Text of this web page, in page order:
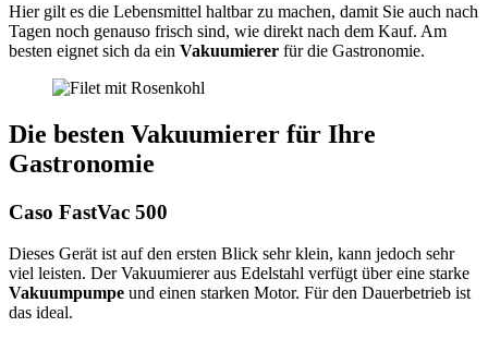
Hier gilt es die Lebensmittel haltbar zu machen, damit Sie auch nach
Tagen noch genauso frisch sind, wie direkt nach dem Kauf. Am
besten eignet sich da ein Vakuumierer für die Gastronomie.
Die besten Vakuumierer für Ihre
Gastronomie
Caso FastVac 500
Dieses Gerät ist auf den ersten Blick sehr klein, kann jedoch sehr
viel leisten. Der Vakuumierer aus Edelstahl verfügt über eine starke
Vakuumpumpe und einen starken Motor. Für den Dauerbetrieb ist
das ideal.